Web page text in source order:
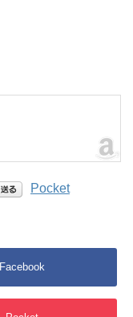
Pocket
Facebook